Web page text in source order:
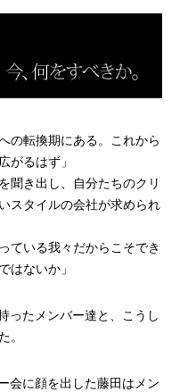
の転換期にある。これから
がるはず」
聞き出し、自分たちのクリ
スタイルの会社が求められ
ている我々だからこそでき
はないか」
ったメンバー達と、こうし
。
会に顔を出した藤田はメン